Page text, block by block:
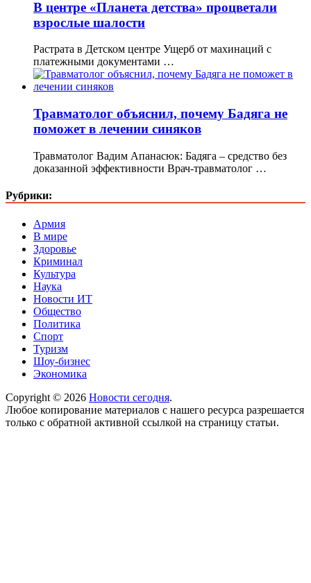
В центре «Планета детства» процветали
взрослые шалости
Растрата в Детском центре Ущерб от махинаций с
платежными документами …
Травматолог объяснил, почему Бадяга не
поможет в лечении синяков
Травматолог Вадим Апанасюк: Бадяга – средство без
доказанной эффективности Врач-травматолог …
Рубрики:
Армия
В мире
Здоровье
Криминал
Культура
Наука
Новости ИТ
Общество
Политика
Спорт
Туризм
Шоу-бизнес
Экономика
Copyright © 2026 Новости сегодня.
Любое копирование материалов с нашего ресурса разрешается
только с обратной активной ссылкой на страницу статьи.